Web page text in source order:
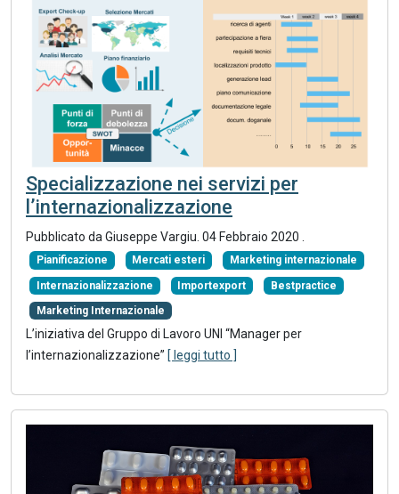
Specializzazione nei servizi per
l’internazionalizzazione
Pubblicato da Giuseppe Vargiu. 04 Febbraio 2020 .
Pianificazione Mercati esteri Marketing internazionale
Internazionalizzazione Importexport Bestpractice
Marketing Internazionale
L’iniziativa del Gruppo di Lavoro UNI “Manager per
l’internazionalizzazione” [ leggi tutto ]